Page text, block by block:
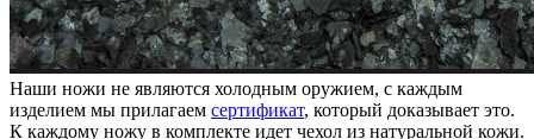
Наши ножи не являются холодным оружием, с каждым
изделием мы прилагаем сертификат, который доказывает это.
К каждому ножу в комплекте идет чехол из натуральной кожи.